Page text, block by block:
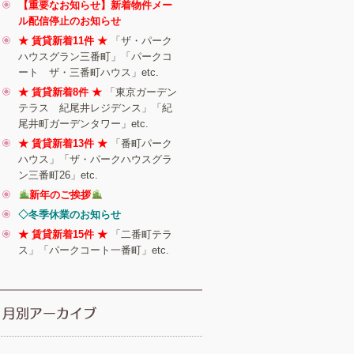
【重要なお知らせ】新着物件メー
ル配信停止のお知らせ
★ 賃貸新着11件 ★
「ザ・パーク
ハウスグラン三番町」「パークコ
ート ザ・三番町ハウス」etc.
★ 賃貸新着8件 ★
「東京ガーデン
テラス 紀尾井レジデンス」「紀
尾井町ガーデンタワー」etc.
★ 賃貸新着13件 ★
「番町パーク
ハウス」「ザ・パークハウスグラ
ン三番町26」etc.
新年のご挨拶
◇冬季休業のお知らせ
★ 賃貸新着15件 ★
「二番町テラ
ス」「パークコート一番町」etc.